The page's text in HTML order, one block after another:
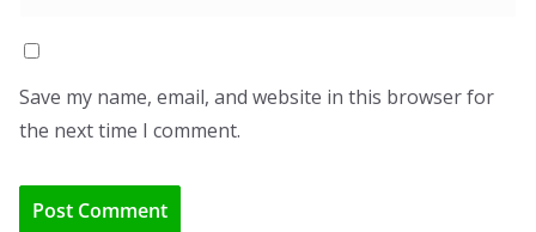
Save my name, email, and website in this browser for
the next time I comment.